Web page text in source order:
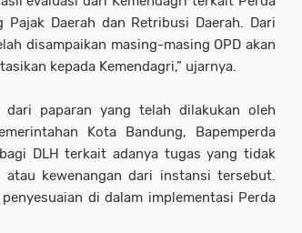
Daerah dan Retribusi Daerah. Dari
disampaikan masing-masing OPD akan
kepada Kemendagri,” ujarnya.
dari paparan yang telah dilakukan oleh
Kota Bandung, Bapemperda
DLH terkait adanya tugas yang tidak
kewenangan dari instansi tersebut.
di dalam implementasi Perda